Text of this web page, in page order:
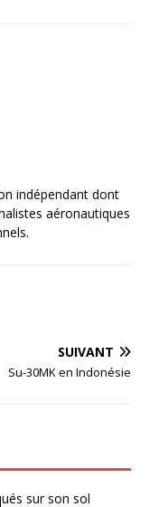
indépendant dont
aéronautiques
SUIVANT
Su-30MK en Indonésie
sur son sol